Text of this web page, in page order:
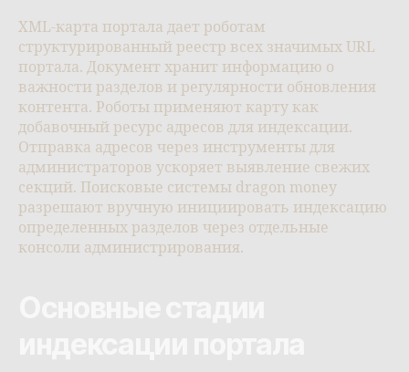
XML-карта портала дает роботам
структурированный реестр всех значимых URL
портала. Документ хранит информацию о
важности разделов и регулярности обновления
контента. Роботы применяют карту как
добавочный ресурс адресов для индексации.
Отправка адресов через инструменты для
администраторов ускоряет выявление свежих
секций. Поисковые системы dragon money
разрешают вручную инициировать индексацию
определенных разделов через отдельные
консоли администрирования.